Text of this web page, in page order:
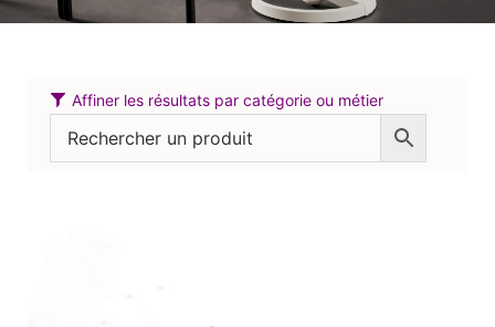
Affiner les résultats par catégorie ou métier